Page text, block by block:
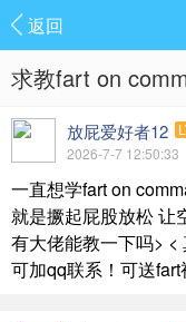
返回
求教fart on
放屁爱好者12
2026-7-7 12:50:33
一直想学fart on
就是撅起屁股放松 让
有大佬能教一下吗> <
可加qq联系！可送fart